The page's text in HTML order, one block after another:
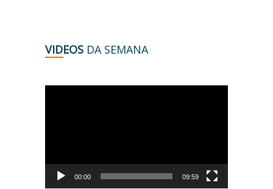
VIDEOS DA SEMANA
00:00 09:59